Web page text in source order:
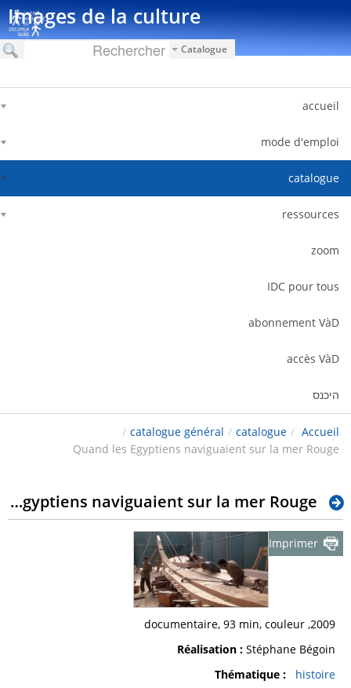
Images de la culture
Catalogue
accueil
mode d'emploi
catalogue
ressources
zoom
IDC pour tous
abonnement VàD
accès VàD
היכנס
Accueil
/
catalogue
/
catalogue général
/
Quand les Egyptiens naviguaient sur la mer Rouge
Quand les Egyptiens naviguaient sur la mer Rouge
Imprimer
2009, documentaire, 93 min, couleur
Réalisation : Stéphane Bégoin
Thématique :
histoire